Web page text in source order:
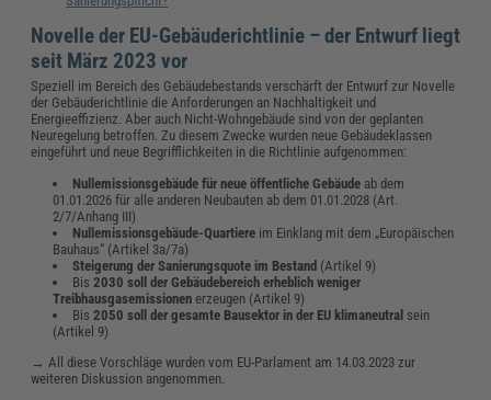
Novelle der EU-Gebäuderichtlinie – der Entwurf liegt
seit März 2023 vor
Speziell im Bereich des Gebäudebestands verschärft der Entwurf zur Novelle
der Gebäuderichtlinie die Anforderungen an Nachhaltigkeit und
Energieeffizienz. Aber auch Nicht-Wohngebäude sind von der geplanten
Neuregelung betroffen. Zu diesem Zwecke wurden neue Gebäudeklassen
eingeführt und neue Begrifflichkeiten in die Richtlinie aufgenommen:
Nullemissionsgebäude für neue öffentliche Gebäude ab dem
01.01.2026 für alle anderen Neubauten ab dem 01.01.2028 (Art.
2/7/Anhang III)
Nullemissionsgebäude-Quartiere im Einklang mit dem „Europäischen
Bauhaus“ (Artikel 3a/7a)
Steigerung der Sanierungsquote im Bestand (Artikel 9)
Bis 2030 soll der Gebäudebereich erheblich weniger
Treibhausgasemissionen erzeugen (Artikel 9)
Bis 2050 soll der gesamte Bausektor in der EU klimaneutral sein
(Artikel 9)
→ All diese Vorschläge wurden vom EU-Parlament am 14.03.2023 zur
weiteren Diskussion angenommen.